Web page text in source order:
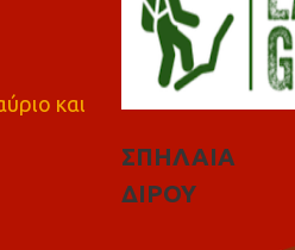
και
ΣΠΗΛΑΙΑ
ΔΙΡΟΥ